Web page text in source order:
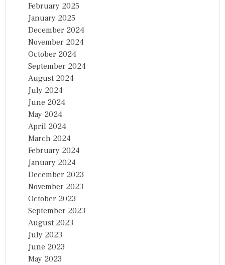
February 2025
January 2025
December 2024
November 2024
October 2024
September 2024
August 2024
July 2024
June 2024
May 2024
April 2024
March 2024
February 2024
January 2024
December 2023
November 2023
October 2023
September 2023
August 2023
July 2023
June 2023
May 2023